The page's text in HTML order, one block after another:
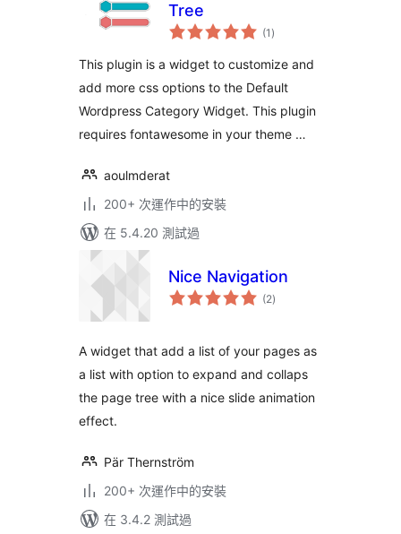
Tree
(1 總
評)
This plugin is a widget to customize and
add more css options to the Default
Wordpress Category Widget. This plugin
requires fontawesome in your theme …
aoulmderat
200+ 次運作中的安裝
在 5.4.20 測試過
Nice Navigation
(2總
評)
A widget that add a list of your pages as
a list with option to expand and collaps
the page tree with a nice slide animation
effect.
Pär Thernström
200+ 次運作中的安裝
在 3.4.2 測試過